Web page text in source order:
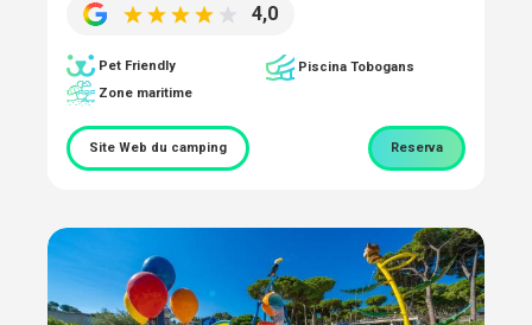
4,0
Pet Friendly
Piscina Tobogans
Zone maritime
Site Web du camping Reserva